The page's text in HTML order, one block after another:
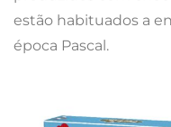
estão habituados a
época Pascal.